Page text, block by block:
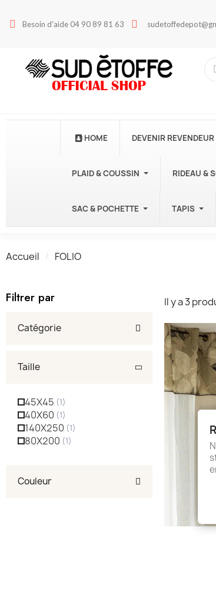
Besoin d'aide 04 90 89 81 63
HOME DEVENIR REVENDEUR
PLAID & COUSSIN RIDEAU &
SAC & POCHETTE TAPIS
Accueil FOLIO
Filtrer par
Catégorie
Taille
45X45
40X60
140X250
80X200
Couleur
Il y a 3